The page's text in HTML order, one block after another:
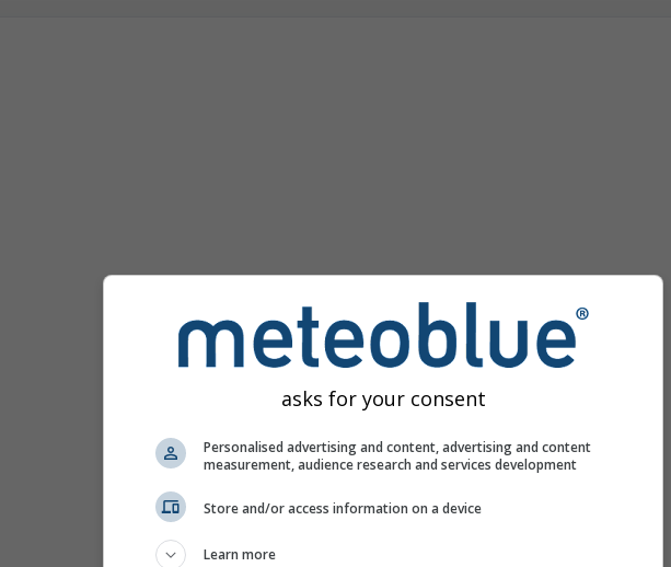
asks for your consent
Personalised advertising and content, advertising and content
measurement, audience research and services development
Store and/or access information on a device
Learn more